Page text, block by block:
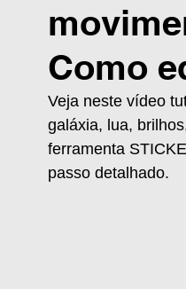
Top PicsArt
Inteligência Artificial
Como
Veja neste vídeo
galáxia, lua,
ferramenta
passo detalhado.